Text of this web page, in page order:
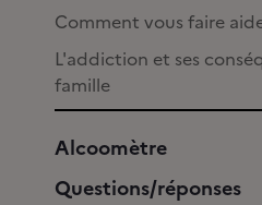
Comment vous faire
L'addiction et ses
famille
Alcoomètre
Questions/réponses